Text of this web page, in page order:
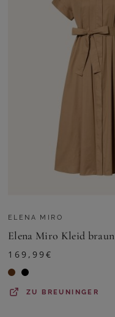
ELENA MIRO
Elena Miro Kleid braun
169,99€
ZU BREUNINGER